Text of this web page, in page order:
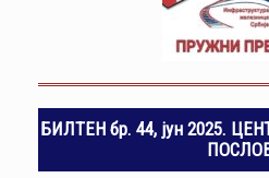
БИЛТЕН бр. 44, јун 2025.